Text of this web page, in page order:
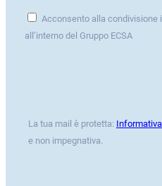
Acconsento alla
all’interno del Gruppo ECSA
La tua mail è protetta:
e non impegnativa.